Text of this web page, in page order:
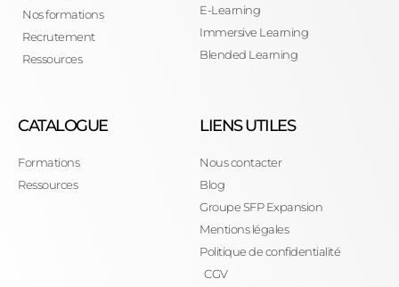
Nos formations
Recrutement
Ressources
E-Learning
Immersive Learning
Blended Learning
CATALOGUE
Formations
Ressources
LIENS UTILES
Nous contacter
Blog
Groupe SFP Expansion
Mentions légales
Politique de confidentialité
CGV